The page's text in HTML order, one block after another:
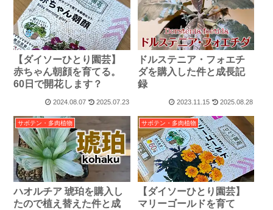
【ダイソーひとり園芸】
赤ちゃん朝顔を育てる。
60日で開花します？
2024.08.07 2025.07.23
ドルステニア・フォエチ
ダを購入した件と成長記
録
2023.11.15 2025.08.28
サボテン・多肉植物
ハオルチア 琥珀を購入し
たので植え替えた件と成
サボテン・多肉植物
【ダイソーひとり園芸】
マリーゴールドを育て